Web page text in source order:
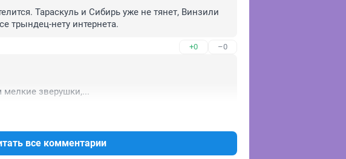
Тараскуль и Сибирь уже не тянет, Винзили
трындец-нету интернета.
+0 –0
зверушки,...
все комментарии